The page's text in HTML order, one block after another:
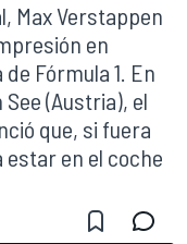
Max Verstappen
en
Fórmula 1. En
(Austria), el
que, si fuera
estar en el coche